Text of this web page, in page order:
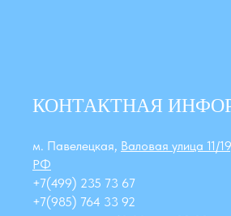
КОНТАКТНАЯ
м. Павелецкая, Валовая улица 11/
РФ
+7(499) 235 73 67
+7(985) 764 33 92